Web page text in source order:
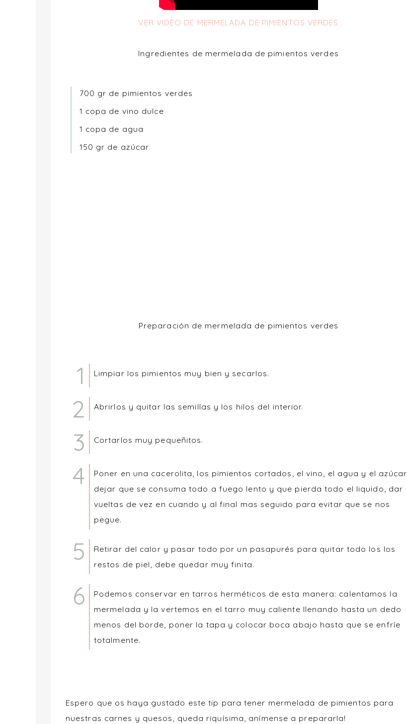
VER VIDEO DE MERMELADA DE PIMIENTOS VERDES
Ingredientes de mermelada de pimientos verdes
700 gr de pimientos verdes
1 copa de vino dulce
1 copa de agua
150 gr de azúcar
Preparación de mermelada de pimientos verdes
Limpiar los pimientos muy bien y secarlos.
Abrirlos y quitar las semillas y los hilos del interior.
Cortarlos muy pequeñitos.
Poner en una cacerolita, los pimientos cortados, el vino, el agua y el azúcar,
dejar que se consuma todo a fuego lento y que pierda todo el liquido, dar
vueltas de vez en cuando y al final mas seguido para evitar que se nos
pegue.
Retirar del calor y pasar todo por un pasapurés para quitar todo los los
restos de piel, debe quedar muy finita.
Podemos conservar en tarros herméticos de esta manera: calentamos la
mermelada y la vertemos en el tarro muy caliente llenando hasta un dedo
menos del borde, poner la tapa y colocar boca abajo hasta que se enfríe
totalmente.
Espero que os haya gustado este tip para tener mermelada de pimientos para
nuestras carnes y quesos, queda riquísima, anímense a prepararla!